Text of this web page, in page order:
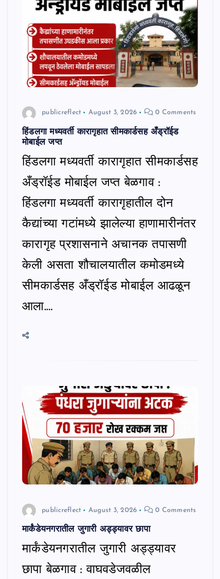
publicreflect August 3, 2026 0 Comments
हिंडलगा मध्यवर्ती कारागृहात सीमकार्डसह अँड्रॉईड
मोबाईल जप्त
हिंडलगा मध्यवर्ती कारागृहात सीमकार्डसह
अँड्रॉईड मोबाईल जप्त बेळगाव :
हिंडलगा मध्यवर्ती कारागृहातील दोन
कैद्यांच्या गटांमध्ये झालेल्या हाणामारीनंतर
कारागृह प्रशासनाने अचानक तपासणी
केली असता शौचालयातील कमोडमध्ये
सीमकार्डसह अँड्रॉईड मोबाईल आढळून
आला.…
publicreflect August 3, 2026 0 Comments
मार्कंडेयनगरातील जुगारी अड्ड्यावर छापा
मार्कंडेयनगरातील जुगारी अड्ड्यावर
छापा बेळगाव : वाघवडेजवळील